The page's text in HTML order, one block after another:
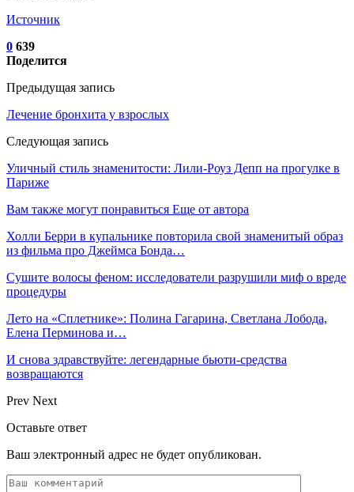
Источник
0 639
Поделится
Предыдущая запись
Лечение бронхита у взрослых
Следующая запись
Уличный стиль знаменитости: Лили-Роуз Депп на прогулке в
Париже
Вам также могут понравиться Еще от автора
Холли Берри в купальнике повторила свой знаменитый образ
из фильма про Джеймса Бонда…
Сушите волосы феном: исследователи разрушили миф о вреде
процедуры
Лето на «Сплетнике»: Полина Гагарина, Светлана Лобода,
Елена Перминова и…
И снова здравствуйте: легендарные бьюти-средства
возвращаются
Prev Next
Оставьте ответ
Ваш электронный адрес не будет опубликован.